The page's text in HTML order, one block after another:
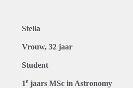
Stella
Vrouw, 32 jaar
Student
1e jaars MSc in Astronomy